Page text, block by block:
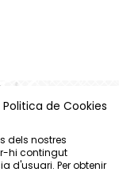
Politica de Cookies
dels nostres
hi contingut
d'usuari. Per obtenir